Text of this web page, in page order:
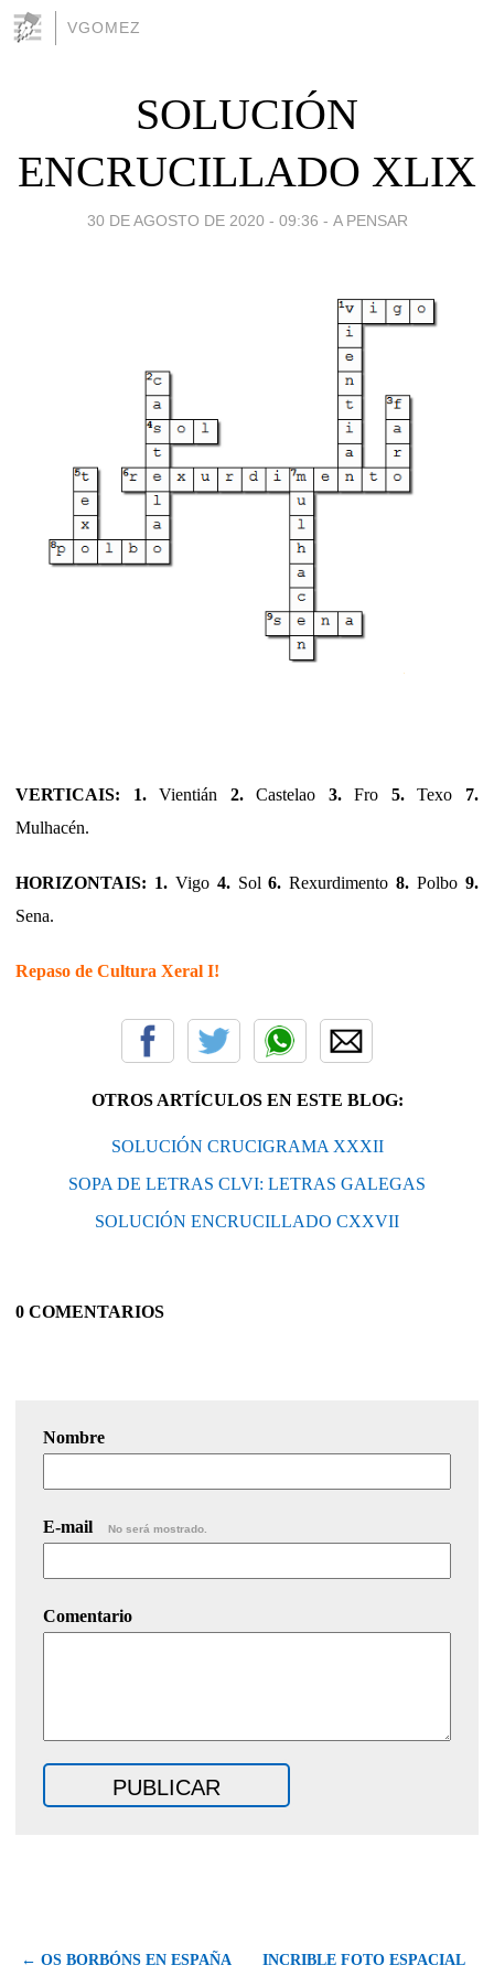
VGOMEZ
SOLUCIÓN
ENCRUCILLADO XLIX
30 DE AGOSTO DE 2020 - 09:36 - A PENSAR
VERTICAIS: 1.Vientián 2.Castelao 3.Fro 5.Texo 7.
Mulhacén.
HORIZONTAIS: 1.Vigo 4.Sol6. Rexurdimento8. Polbo9.
Sena.
Repaso de Cultura Xeral I!
OTROS ARTÍCULOS EN ESTE BLOG:
SOLUCIÓN CRUCIGRAMA XXXII
SOPA DE LETRAS CLVI: LETRAS GALEGAS
SOLUCIÓN ENCRUCILLADO CXXVII
0 COMENTARIOS
Nombre
E-mail No será mostrado.
Comentario
← OS BORBÓNS EN ESPAÑA INCRIBLE FOTO ESPACIAL